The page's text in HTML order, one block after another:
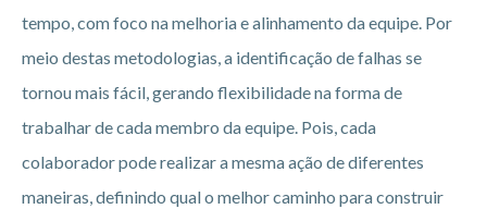
tempo, com foco na melhoria e alinhamento da equipe. Por
meio destas metodologias, a identificação de falhas se
tornou mais fácil, gerando flexibilidade na forma de
trabalhar de cada membro da equipe. Pois, cada
colaborador pode realizar a mesma ação de diferentes
maneiras, definindo qual o melhor caminho para construir